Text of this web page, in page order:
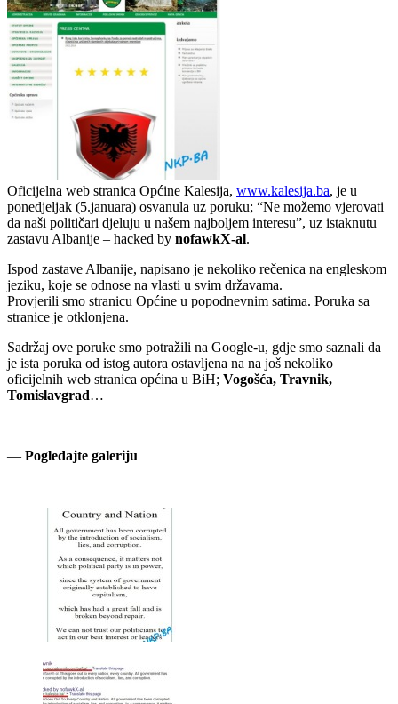
Oficijelna web stranica Općine Kalesija, www.kalesija.ba, je u
ponedjeljak (5.januara) osvanula uz poruku; “Ne možemo vjerovati
da naši političari djeluju u našem najboljem interesu”, uz istaknutu
zastavu Albanije – hacked by nofawkX-al.
Ispod zastave Albanije, napisano je nekoliko rečenica na engleskom
jeziku, koje se odnose na vlasti u svim državama.
Provjerili smo stranicu Općine u popodnevnim satima. Poruka sa
stranice je otklonjena.
Sadržaj ove poruke smo potražili na Google-u, gdje smo saznali da
je ista poruka od istog autora ostavljena na na još nekoliko
oficijelnih web stranica općina u BiH; Vogošća, Travnik,
Tomislavgrad…
— Pogledajte galeriju